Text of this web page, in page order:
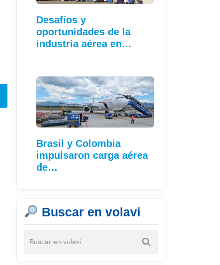
Desafíos y
oportunidades de la
industria aérea en…
Brasil y Colombia
impulsaron carga aérea
de…
Buscar en volavi